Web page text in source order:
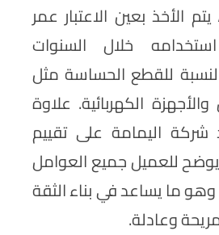
الأخذ بعين الاعتبار عمر
خلال السنوات
للقطع الحساسة مثل
الكهربائية. علاوة
اليمامة على تقييم
للعميل جميع العوامل
وهو ما يساعد في بناء الثقة
وعادلة.